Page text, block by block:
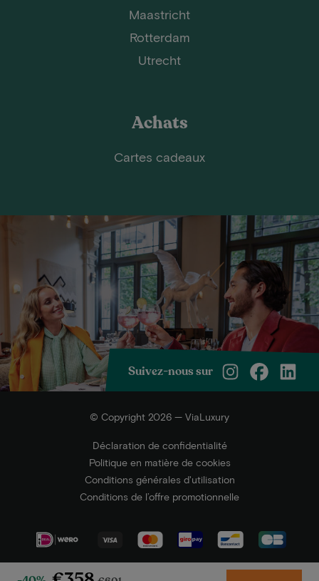
Maastricht
Rotterdam
Utrecht
Achats
Cartes cadeaux
Suivez-nous sur
© Copyright 2026 — ViaLuxury
Déclaration de confidentialité
Politique en matière de cookies
Conditions générales d'utilisation
Conditions de l’offre promotionnelle